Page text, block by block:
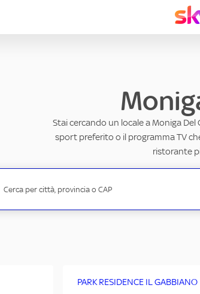
Stai cercando un locale a Moniga
sport preferito o il programma TV
ristorante
PARK RESIDENCE IL GABBIANO